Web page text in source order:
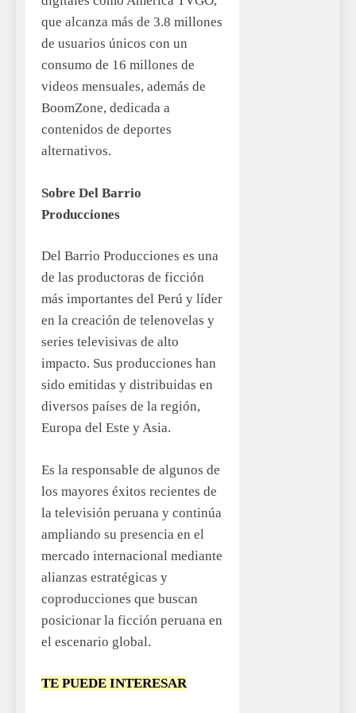
que alcanza más de 3.8 millones
de usuarios únicos con un
consumo de 16 millones de
videos mensuales, además de
BoomZone, dedicada a
contenidos de deportes
alternativos.
Sobre Del Barrio
Producciones
Del Barrio Producciones es una
de las productoras de ficción
más importantes del Perú y líder
en la creación de telenovelas y
series televisivas de alto
impacto. Sus producciones han
sido emitidas y distribuidas en
diversos países de la región,
Europa del Este y Asia.
Es la responsable de algunos de
los mayores éxitos recientes de
la televisión peruana y continúa
ampliando su presencia en el
mercado internacional mediante
alianzas estratégicas y
coproducciones que buscan
posicionar la ficción peruana en
el escenario global.
TE PUEDE INTERESAR